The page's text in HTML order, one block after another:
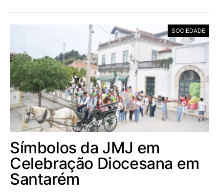
SOCIEDADE
Símbolos da JMJ em
Celebração Diocesana em
Santarém